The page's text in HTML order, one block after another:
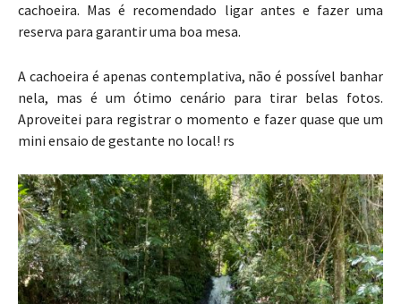
cachoeira. Mas é recomendado ligar antes e fazer uma
reserva para garantir uma boa mesa.
A cachoeira é apenas contemplativa, não é possível banhar
nela, mas é um ótimo cenário para tirar belas fotos.
Aproveitei para registrar o momento e fazer quase que um
mini ensaio de gestante no local! rs